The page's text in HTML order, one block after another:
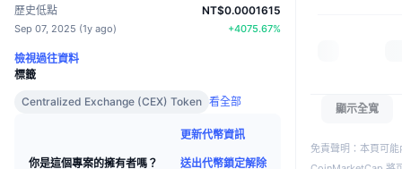
歷史低點
Sep 07, 2025 (1y ago)
NT$0.0001615
+4075.67%
檢視過往資料
標籤
Centralized Exchange (CEX) Token 看全部
你是這個專案的擁有者嗎？
更新代幣資訊
送出代幣鎖定解除
顯示全寬
免責聲明：本頁可